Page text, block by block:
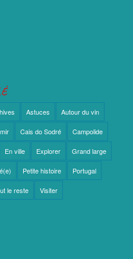
Astuces Autour du vin
Cais do Sodré Campolide
En ville Explorer Grand large
Petite histoire Portugal
le reste Visiter